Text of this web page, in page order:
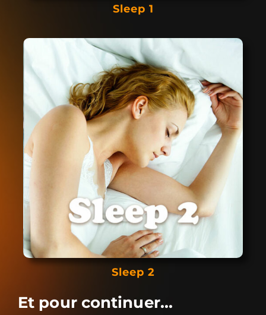
Sleep 1
Sleep 2
Et pour continuer...